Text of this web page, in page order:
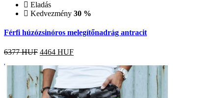
Eladás
Kedvezmény 30 %
Férfi húzózsinóros melegítőnadrág antracit
6377 HUF 4464 HUF